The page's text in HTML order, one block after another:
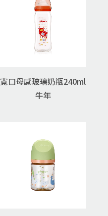
寬口母感玻璃奶瓶240ml
牛年